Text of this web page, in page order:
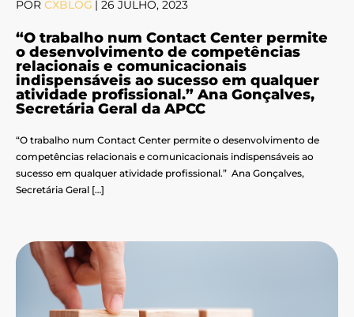
POR CXBLOG | 26 JULHO, 2023
“O trabalho num Contact Center permite
o desenvolvimento de competências
relacionais e comunicacionais
indispensáveis ao sucesso em qualquer
atividade profissional.” Ana Gonçalves,
Secretária Geral da APCC
“O trabalho num Contact Center permite o desenvolvimento de
competências relacionais e comunicacionais indispensáveis ao
sucesso em qualquer atividade profissional.” Ana Gonçalves,
Secretária Geral […]